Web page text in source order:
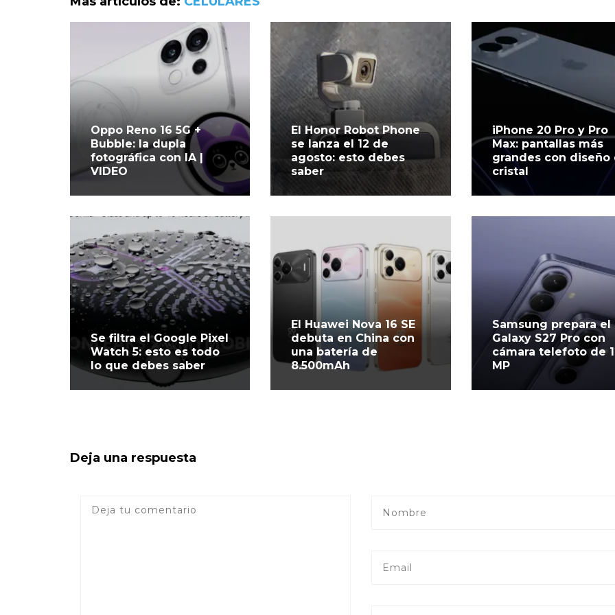
Oppo Reno 16 5G +
Bubble: la dupla
fotográfica con IA |
VIDEO
El Honor Robot Phone
se lanza el 12 de
agosto: esto debes
saber
iPhone 20 Pro y Pro
Max: pantallas más
grandes con diseño
cristal
Se filtra el Google Pixel
Watch 5: esto es todo
lo que debes saber
El Huawei Nova 16 SE
debuta en China con
una batería de
8.500mAh
Samsung prepara el
Galaxy S27 Pro con
cámara telefoto de
MP
Deja una respuesta